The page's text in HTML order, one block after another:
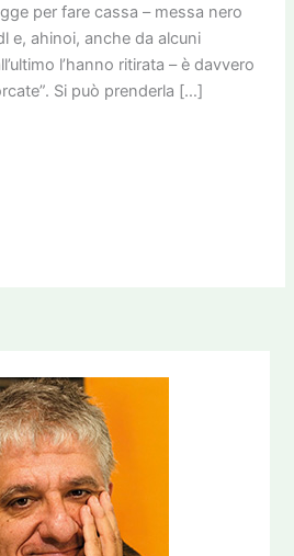
per fare cassa – messa nero
e, ahinoi, anche da alcuni
l’hanno ritirata – è davvero
Si può prenderla […]